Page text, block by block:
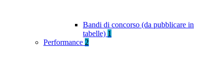
Bandi di concorso (da pubblicare in
tabelle) 1
Performance 2